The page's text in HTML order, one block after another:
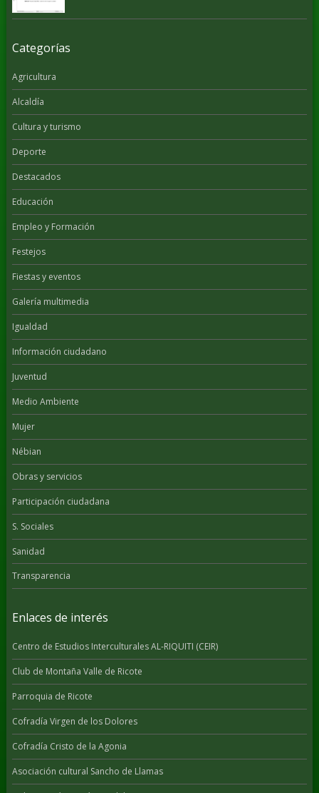
Categorías
Agricultura
Alcaldía
Cultura y turismo
Deporte
Destacados
Educación
Empleo y Formación
Festejos
Fiestas y eventos
Galería multimedia
Igualdad
Información ciudadano
Juventud
Medio Ambiente
Mujer
Nébian
Obras y servicios
Participación ciudadana
S. Sociales
Sanidad
Transparencia
Enlaces de interés
Centro de Estudios Interculturales AL-RIQUITI (CEIR)
Club de Montaña Valle de Ricote
Parroquia de Ricote
Cofradía Virgen de los Dolores
Cofradía Cristo de la Agonia
Asociación cultural Sancho de Llamas